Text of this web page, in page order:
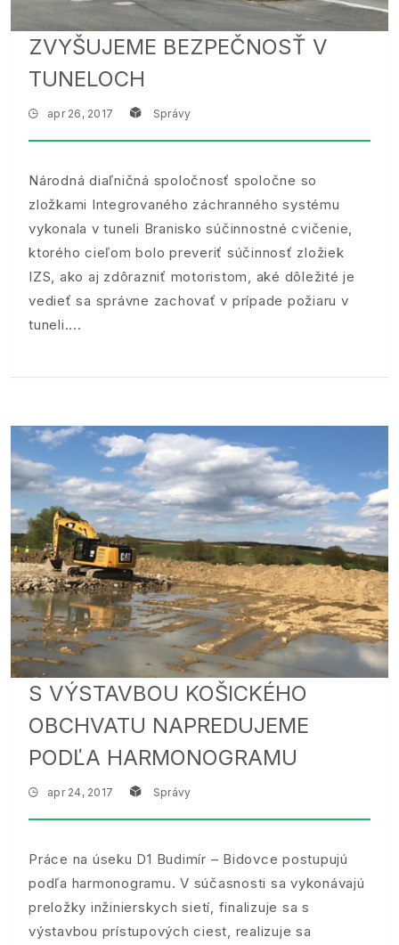
ZVYŠUJEME BEZPEČNOSŤ V
TUNELOCH
apr 26, 2017 Správy
Národná diaľničná spoločnosť spoločne so
zložkami Integrovaného záchranného systému
vykonala v tuneli Branisko súčinnostné cvičenie,
ktorého cieľom bolo preveriť súčinnosť zložiek
IZS, ako aj zdôrazniť motoristom, aké dôležité je
vedieť sa správne zachovať v prípade požiaru v
tuneli.
S VÝSTAVBOU KOŠICKÉHO
OBCHVATU NAPREDUJEME
PODĽA HARMONOGRAMU
apr 24, 2017 Správy
Práce na úseku D1 Budimír – Bidovce postupujú
podľa harmonogramu. V súčasnosti sa vykonávajú
preložky inžinierskych sietí, finalizuje sa s
výstavbou prístupových ciest, realizuje sa